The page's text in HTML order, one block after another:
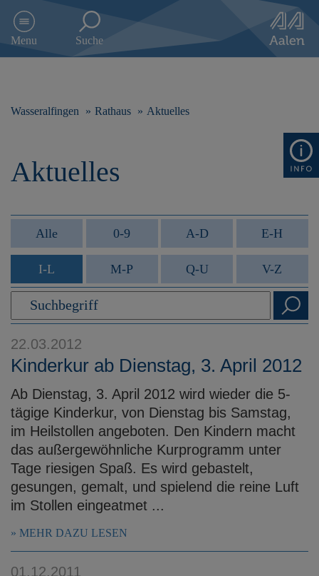
e
h
p
Menu Suche
Wasseralfingen Rathaus Aktuelles
Aktuelles
Alle 0-9 A-D E-H
I-L M-P Q-U V-Z
22.03.2012
Kinderkur ab Dienstag, 3. April 2012
Ab Dienstag, 3. April 2012 wird wieder die 5-
tägige Kinderkur, von Dienstag bis Samstag,
im Heilstollen angeboten. Den Kindern macht
das außergewöhnliche Kurprogramm unter
Tage riesigen Spaß. Es wird gebastelt,
gesungen, gemalt, und spielend die reine Luft
im Stollen eingeatmet ...
MEHR DAZU LESEN
01.12.2011